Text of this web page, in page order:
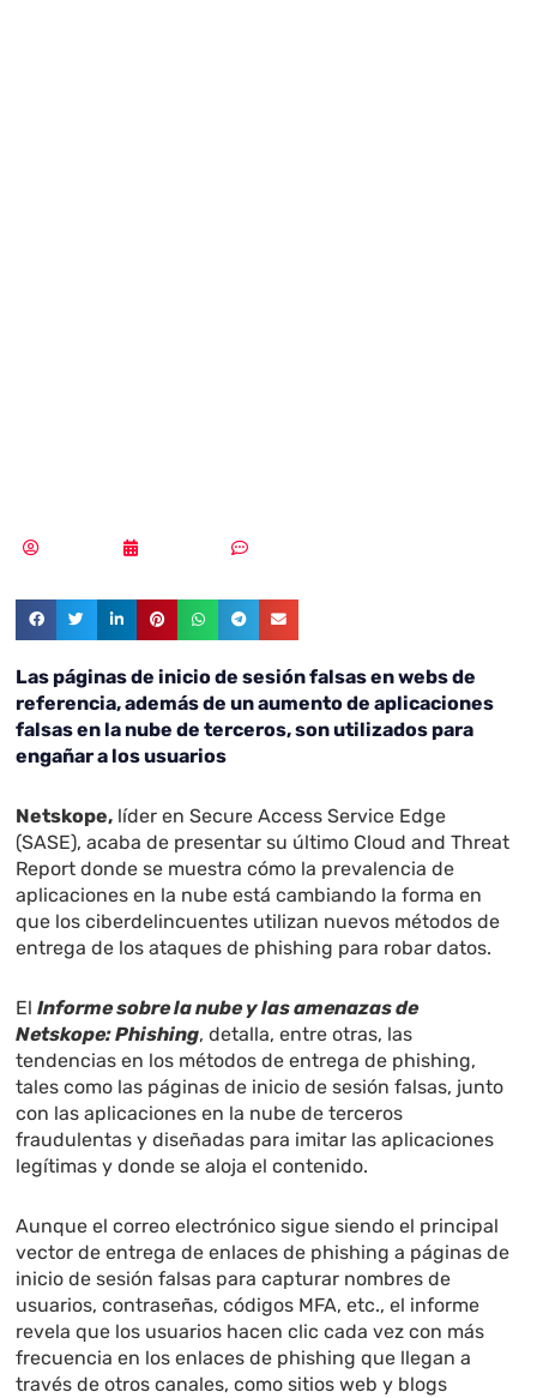
Las páginas de inicio de sesión falsas en webs de
referencia, además de un aumento de aplicaciones
falsas en la nube de terceros, son utilizados para
engañar a los usuarios
Netskope, líder en Secure Access Service Edge
(SASE), acaba de presentar su último Cloud and Threat
Report donde se muestra cómo la prevalencia de
aplicaciones en la nube está cambiando la forma en
que los ciberdelincuentes utilizan nuevos métodos de
entrega de los ataques de phishing para robar datos.
ElInforme sobre la nube y las amenazas de
Netskope: Phishing, detalla, entre otras, las
tendencias en los métodos de entrega de phishing,
tales como las páginas de inicio de sesión falsas, junto
con las aplicaciones en la nube de terceros
fraudulentas y diseñadas para imitar las aplicaciones
legítimas y donde se aloja el contenido.
Aunque el correo electrónico sigue siendo el principal
vector de entrega de enlaces de phishing a páginas de
inicio de sesión falsas para capturar nombres de
usuarios, contraseñas, códigos MFA, etc., el informe
revela que los usuarios hacen clic cada vez con más
frecuencia en los enlaces de phishing que llegan a
través de otros canales, como sitios web y blogs